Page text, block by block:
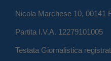
Nicola Marchese 10, 00141
Partita I.V.A. 12279101005
Testata Giornalistica